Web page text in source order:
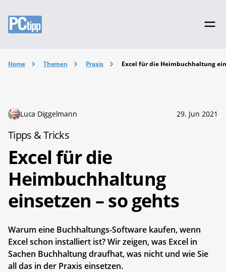
Home Themen Praxis Excel für die Heimbuchhaltung
Luca Diggelmann 29. Jun 2021
Tipps & Tricks
Excel für die
Heimbuchhaltung
einsetzen – so gehts
Warum eine Buchhaltungs-Software kaufen, wenn
Excel schon installiert ist? Wir zeigen, was Excel in
Sachen Buchhaltung draufhat, was nicht und wie Sie
all das in der Praxis einsetzen.